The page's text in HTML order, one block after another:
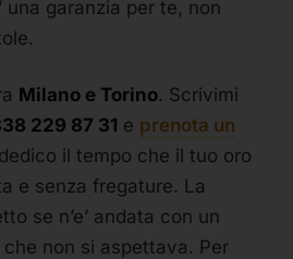
una garanzia per te, non
Milano e Torino. Scrivimi
229 87 31 e prenota un
il tempo che il tuo oro
e senza fregature. La
se n’e’ andata con un
non si aspettava. Per